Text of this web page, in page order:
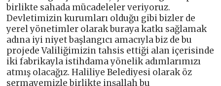
birlikte sahada mücadeleler veriyoruz.
Devletimizin kurumları olduğu gibi bizler de
yerel yönetimler olarak buraya katkı sağlamak
adına iyi niyet başlangıcı amacıyla biz de bu
projede Valiliğimizin tahsis ettiği alan içerisinde
iki fabrikayla istihdama yönelik adımlarımızı
atmış olacağız. Haliliye Belediyesi olarak öz
sermayemizle birlikte inşallah bu